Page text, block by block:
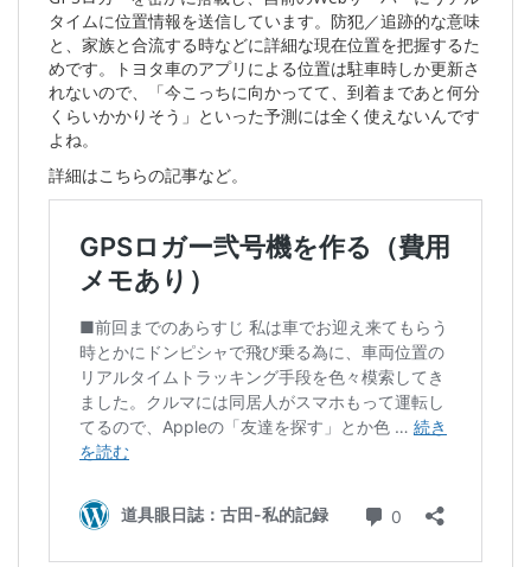
タイムに位置情報を送信しています。防犯／追跡的な意味
と、家族と合流する時などに詳細な現在位置を把握するた
めです。トヨタ車のアプリによる位置は駐車時しか更新さ
れないので、「今こっちに向かってて、到着まであと何分
くらいかかりそう」といった予測には全く使えないんです
よね。
詳細はこちらの記事など。